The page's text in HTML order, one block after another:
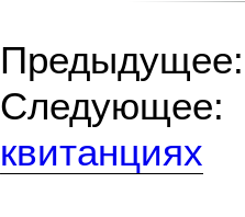
квитанциях